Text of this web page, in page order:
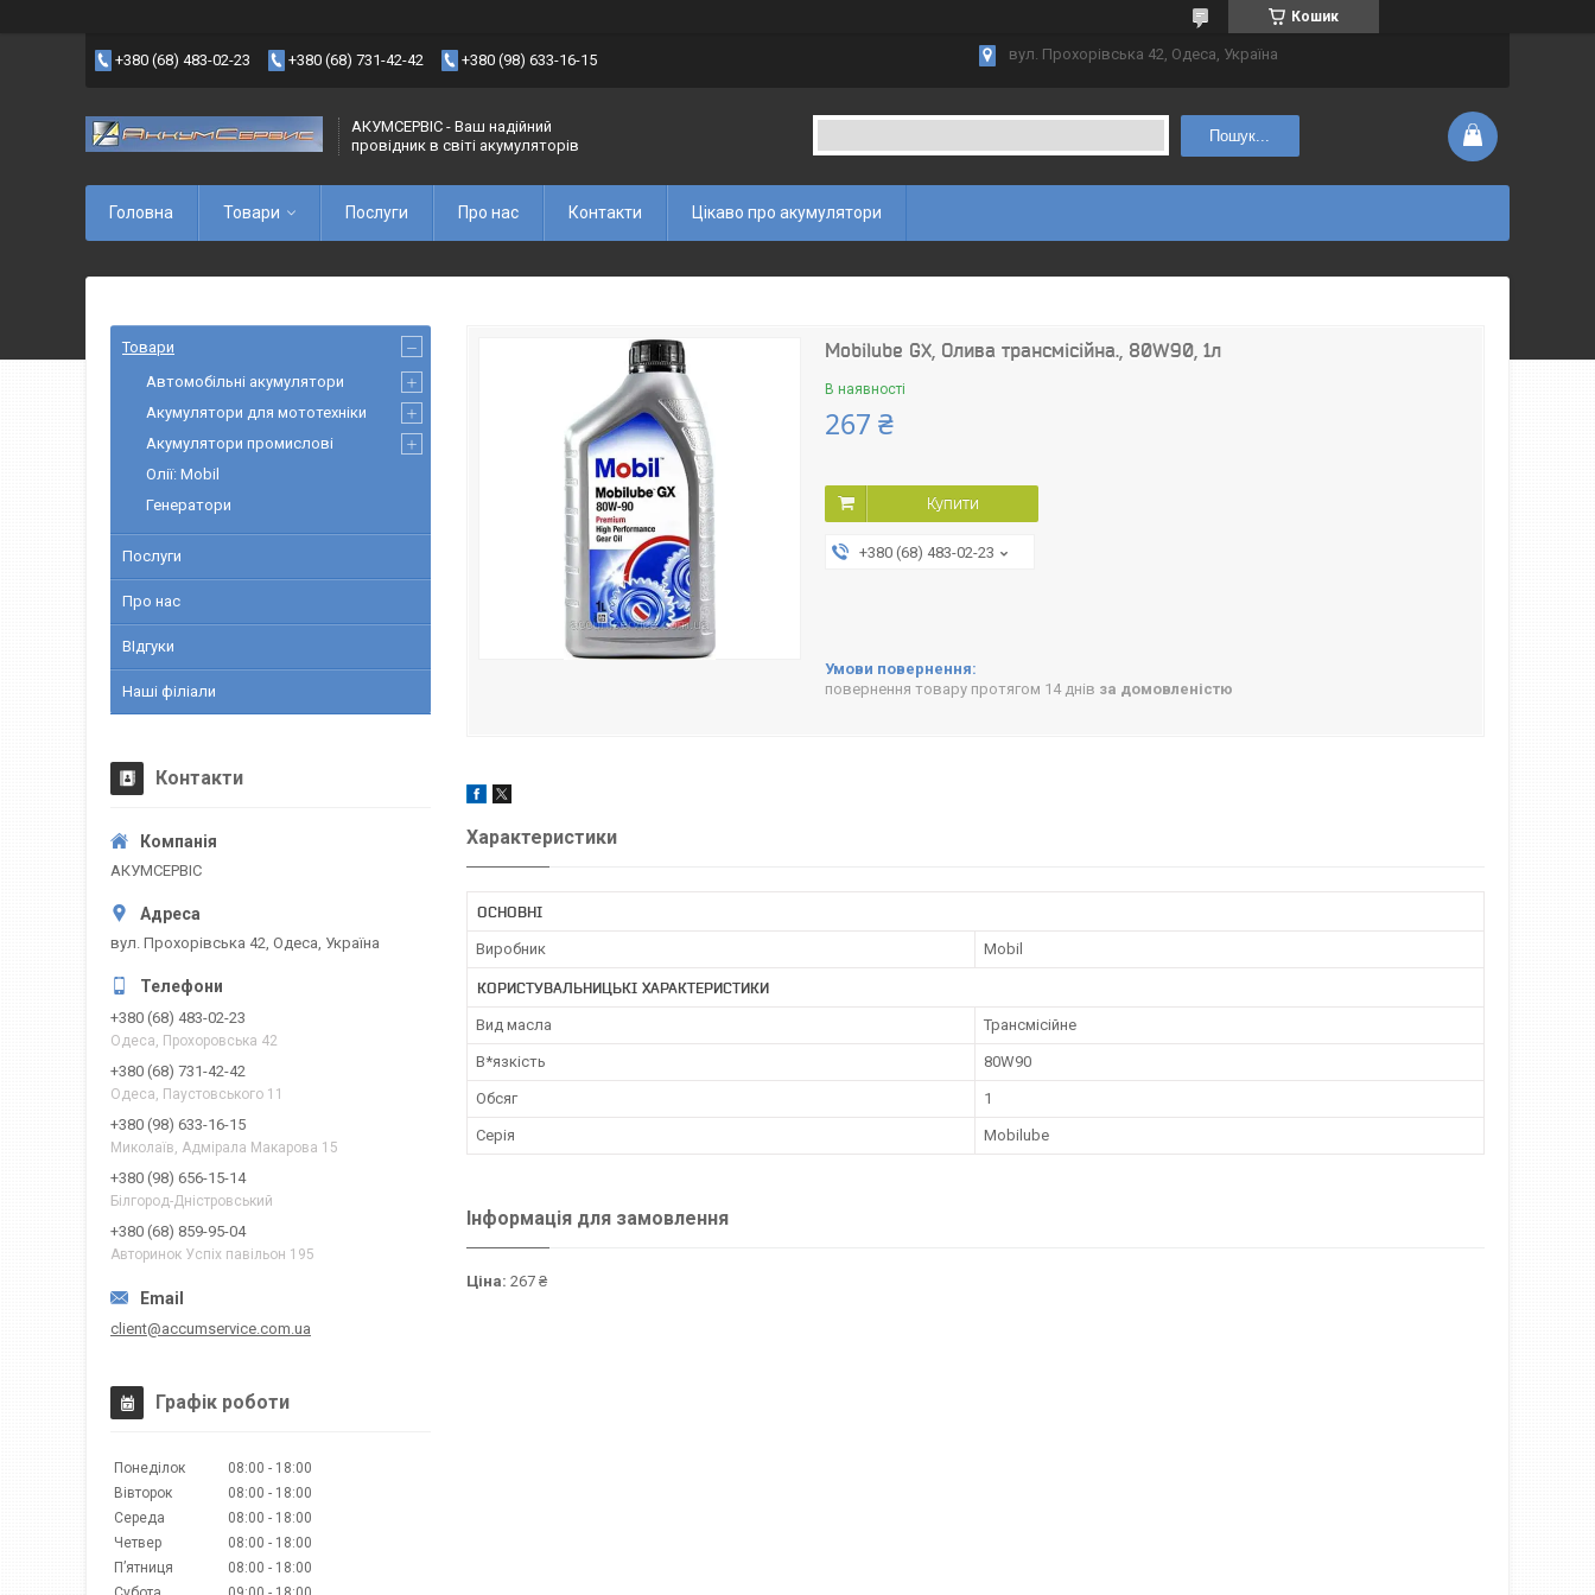
Кошик
+380 (68) 483-02-23 +380 (68) 731-42-42 +380 (98) 633-16-15 вул. Прохорівська 42, Одеса, Україна
АКУМСЕРВІС - Ваш надійний
провідник в світі акумуляторів
Пошук...
Головна Товари Послуги Про нас Контакти Цікаво про акумулятори
Mobilube GX, Олива трансмісійна., 80W90, 1л
В наявності
267 ₴
Купити
+380 (68) 483-02-23
повернення товару протягом 14 днів за домовленістю
Характеристики
ОСНОВНІ
Виробник Mobil
КОРИСТУВАЛЬНИЦЬКІ ХАРАКТЕРИСТИКИ
Вид масла Трансмісійне
В*язкість 80W90
Обсяг 1
Серія Mobilube
Інформація для замовлення
Ціна: 267 ₴
Товари
Автомобільні акумулятори
Акумулятори для мототехніки
Акумулятори промислові
Олії: Mobil
Генератори
Послуги
Про нас
ВІдгуки
Наші філіали
Контакти
АКУМСЕРВІС
вул. Прохорівська 42, Одеса, Україна
+380 (68) 483-02-23
Одеса, Прохоровська 42
+380 (68) 731-42-42
Одеса, Паустовського 11
+380 (98) 633-16-15
Миколаїв, Адмірала Макарова 15
+380 (98) 656-15-14
Білгород-Дністровський
+380 (68) 859-95-04
Авторинок Успіх павільон 195
client@accumservice.com.ua
Графік роботи
Понеділок 08:00
18:00
Вівторок
08:00
18:00
Середа
08:00
18:00
Четвер
08:00
18:00
Пʼятниця
08:00
18:00